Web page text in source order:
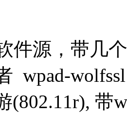
件源，带几
wpad-
(802.11r), 带